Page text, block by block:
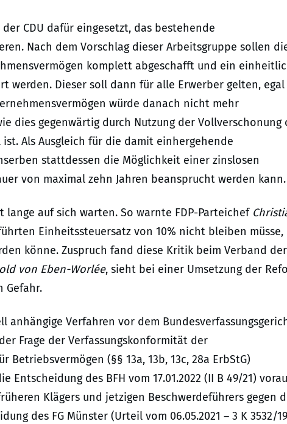
CDU dafür eingesetzt, das bestehende
Nach dem Vorschlag dieser Arbeitsgruppe sollen
komplett abgeschafft und ein
werden. Dieser soll dann für alle Erwerber gelten,
würde danach nicht mehr
dies gegenwärtig durch Nutzung der Vollverschonung
Als Ausgleich für die damit einhergehende
stattdessen die Möglichkeit einer zinslosen
von maximal zehn Jahren beansprucht werden kann.
auf sich warten. So warnte FDP-Parteichef
Einheitssteuersatz von 10% nicht bleiben müsse,
könne. Zuspruch fand diese Kritik beim Verband der
von Eben-Worlée, sieht bei einer Umsetzung der
Gefahr.
anhängige Verfahren vor dem
Frage der Verfassungskonformität der
(§§ 13a, 13b, 13c, 28a ErbStG)
des BFH vom 17.01.2022 (II B 49/21)
Klägers und jetzigen Beschwerdeführers gegen
des FG Münster (Urteil vom 06.05.2021 – 3 K 3532/